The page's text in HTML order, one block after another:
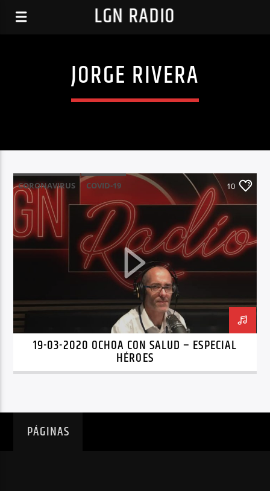
LGN RADIO
JORGE RIVERA
CORONAVIRUS
COVID-19
CRISIS SANITARIA
HEROES
HOSPITAL SEVERO OCHOA
HUSO
JORGE RIVERA
LGN RADIO
OCHOA CON SALUD
SANITARIOS
10
19-03-2020 OCHOA CON SALUD – ESPECIAL
HÉROES
PÁGINAS